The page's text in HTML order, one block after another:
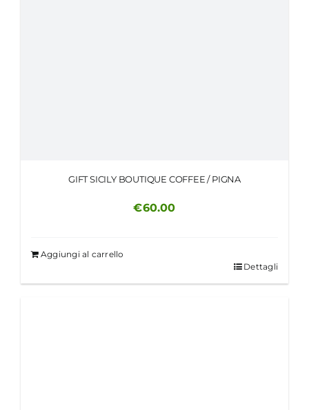
GIFT SICILY BOUTIQUE COFFEE / PIGNA
€60.00
Aggiungi al carrello
Dettagli